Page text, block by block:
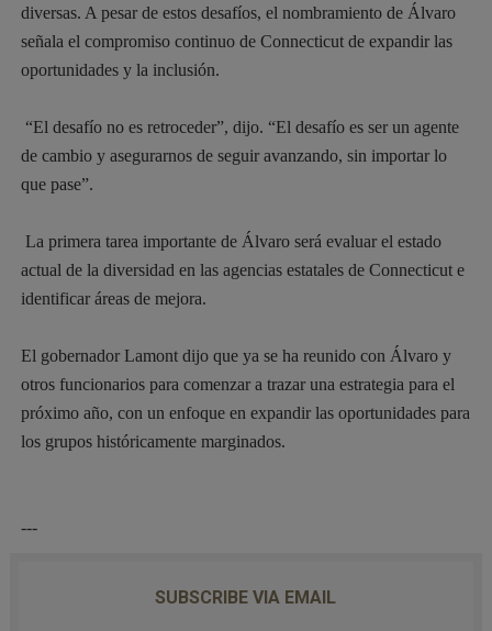
diversas. A pesar de estos desafíos, el nombramiento de Álvaro
señala el compromiso continuo de Connecticut de expandir las
oportunidades y la inclusión.
“El desafío no es retroceder”, dijo. “El desafío es ser un agente
de cambio y asegurarnos de seguir avanzando, sin importar lo
que pase”.
La primera tarea importante de Álvaro será evaluar el estado
actual de la diversidad en las agencias estatales de Connecticut e
identificar áreas de mejora.
El gobernador Lamont dijo que ya se ha reunido con Álvaro y
otros funcionarios para comenzar a trazar una estrategia para el
próximo año, con un enfoque en expandir las oportunidades para
los grupos históricamente marginados.
---
SUBSCRIBE VIA EMAIL